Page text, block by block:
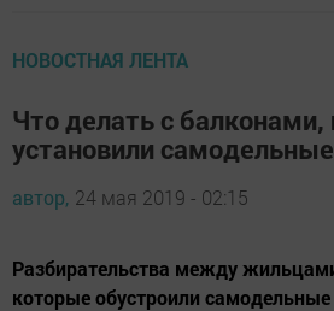
НОВОСТНАЯ ЛЕНТА
Что делать с балконами,
установили
автор, 24 мая 2019 - 02:15
Разбирательства между
которые обустроили